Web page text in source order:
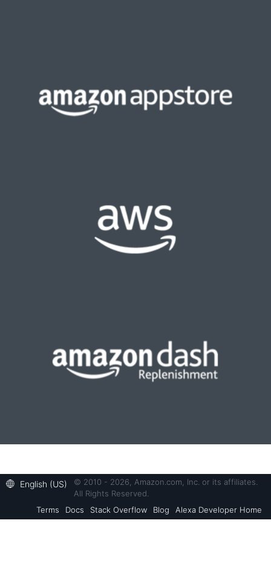
English (US)
© 2010 - 2026, Amazon.com, Inc. or its affiliates.
All Rights Reserved.
Terms
Docs Stack Overflow Blog Alexa Developer Home